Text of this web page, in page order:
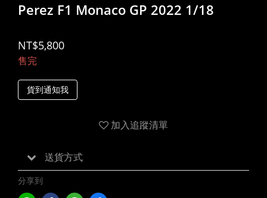
Perez F1 Monaco GP 2022 1/18
NT$5,800
售完
貨到通知我
加入追蹤清單
送貨方式
分享到